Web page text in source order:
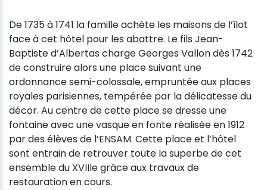
De 1735 à 1741 la famille achète les maisons de l’îlot
face à cet hôtel pour les abattre. Le fils Jean-
Baptiste d’Albertas charge Georges Vallon dès 1742
de construire alors une place suivant une
ordonnance semi-colossale, empruntée aux places
royales parisiennes, tempérée par la délicatesse du
décor. Au centre de cette place se dresse une
fontaine avec une vasque en fonte réalisée en 1912
par des élèves de l’ENSAM. Cette place et l’hôtel
sont entrain de retrouver toute la superbe de cet
ensemble du XVIIIe grâce aux travaux de
restauration en cours.